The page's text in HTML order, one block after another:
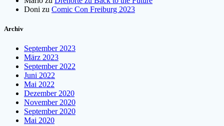
Doni zu Comic Con Freiburg 2023
Archiv
September 2023
März 2023
September 2022
Juni 2022
Mai 2022
Dezember 2020
November 2020
September 2020
Mai 2020